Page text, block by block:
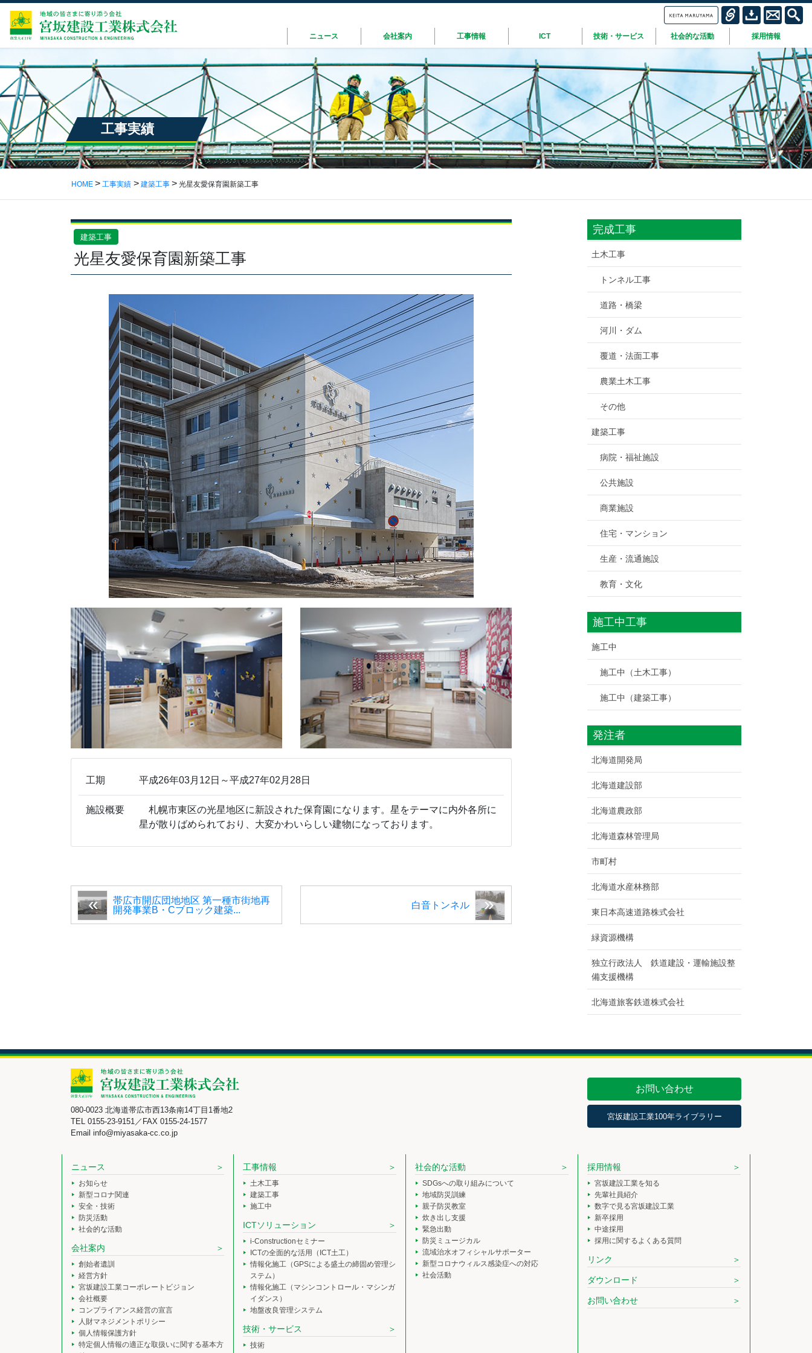
ニュース 会社案内 工事情報 ICT 技術・サービス 社会的な活動 採用情報
工事実績
HOME 工事実績 建築工事 光星友愛保育園新築工事
建築工事
光星友愛保育園新築工事
工期 平成26年03月12日～平成27年02月28日
施設概要
札幌市東区の光星地区に新設された保育園になります。星をテーマに内外各所に
星が散りばめられており、大変かわいらしい建物になっております。
帯広市開広団地地区 第一種市街地再
開発事業B・Cブロック建築...
白音トンネル
完成工事
土木工事
トンネル工事
道路・橋梁
河川・ダム
覆道・法面工事
農業土木工事
その他
建築工事
病院・福祉施設
公共施設
商業施設
住宅・マンション
生産・流通施設
教育・文化
施工中工事
施工中
施工中（土木工事）
施工中（建築工事）
発注者
北海道開発局
北海道建設部
北海道農政部
北海道森林管理局
市町村
北海道水産林務部
東日本高速道路株式会社
緑資源機構
独立行政法人 鉄道建設・運輸施設整
備支援機構
北海道旅客鉄道株式会社
080-0023 北海道帯広市西13条南14丁目1番地2
TEL 0155-23-9151／FAX 0155-24-1577
Email info@miyasaka-cc.co.jp
お問い合わせ
宮坂建設工業100年ライブラリー
ニュース
お知らせ
新型コロナ関連
安全・技術
防災活動
社会的な活動
会社案内
創始者遺訓
経営方針
宮坂建設工業コーポレートビジョン
会社概要
コンプライアンス経営の宣言
人財マネジメントポリシー
個人情報保護方針
特定個人情報の適正な取扱いに関する基本方
工事情報
土木工事
建築工事
施工中
ICTソリューション
i-Constructionセミナー
ICTの全面的な活用（ICT土工）
情報化施工（GPSによる盛土の締固め管理シ
ステム）
情報化施工（マシンコントロール・マシンガ
イダンス）
地盤改良管理システム
技術・サービス
技術
社会的な活動
SDGsへの取り組みについて
地域防災訓練
親子防災教室
炊き出し支援
緊急出動
防災ミュージカル
流域治水オフィシャルサポーター
新型コロナウィルス感染症への対応
社会活動
採用情報
宮坂建設工業を知る
先輩社員紹介
数字で見る宮坂建設工業
新卒採用
中途採用
採用に関するよくある質問
リンク
ダウンロード
お問い合わせ